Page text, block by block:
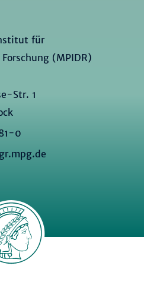
für
(MPIDR)
Str. 1
0